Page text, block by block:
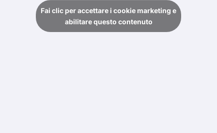
Fai clic per accettare i cookie marketing e
abilitare questo contenuto